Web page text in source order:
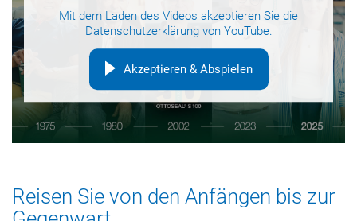
Mit dem Laden des Videos akzeptieren Sie die
Datenschutzerklärungvon YouTube.
Akzeptieren & Abspielen
Reisen Sie von den Anfängen bis zur